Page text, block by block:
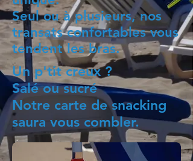
Seul ou à plusieurs, nos
transats confortables vous
tendent les bras.
Un p'tit creux ?
Salé ou sucré
Notre carte de snacking
saura vous combler.